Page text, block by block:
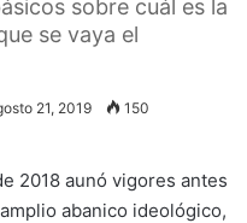
sobre cuál es la
se vaya el
21, 2019 150
2018 aunó vigores antes
abanico ideológico,